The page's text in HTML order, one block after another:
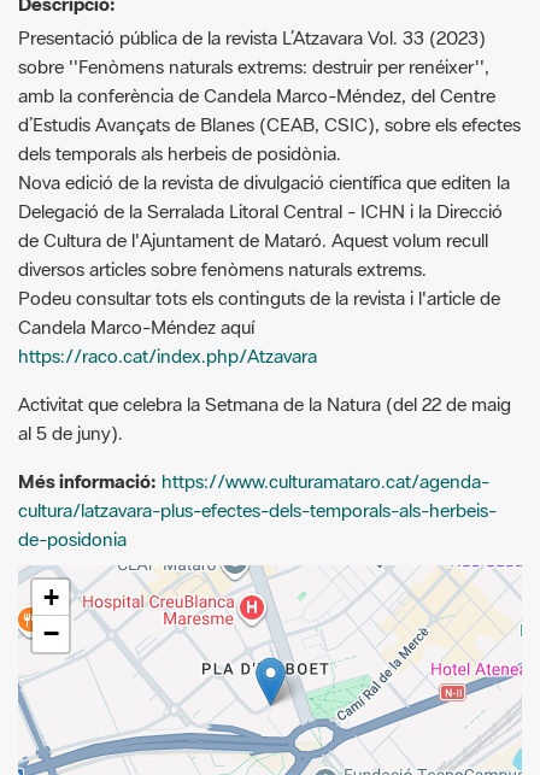
amb la conferència de Candela Marco-Méndez, del Centre
d’Estudis Avançats de Blanes (CEAB, CSIC), sobre els efectes
dels temporals als herbeis de posidònia.
Nova edició de la revista de divulgació científica que editen la
Delegació de la Serralada Litoral Central - ICHN i la Direcció
de Cultura de l'Ajuntament de Mataró. Aquest volum recull
diversos articles sobre fenòmens naturals extrems.
Podeu consultar tots els continguts de la revista i l'article de
Candela Marco-Méndez aquí
https://raco.cat/index.php/Atzavara
Activitat que celebra la Setmana de la Natura (del 22 de maig
al 5 de juny).
Més informació:
https://www.culturamataro.cat/agenda-
cultura/latzavara-plus-efectes-dels-temporals-als-herbeis-
de-posidonia
+
−
Leaflet | © Diputació de Barcelona